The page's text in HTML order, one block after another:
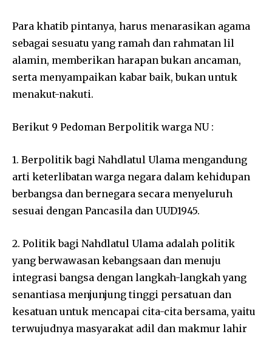
Para khatib pintanya, harus menarasikan agama
sebagai sesuatu yang ramah dan rahmatan lil
alamin, memberikan harapan bukan ancaman,
serta menyampaikan kabar baik, bukan untuk
menakut-nakuti.
Berikut 9 Pedoman Berpolitik warga NU :
1. Berpolitik bagi Nahdlatul Ulama mengandung
arti keterlibatan warga negara dalam kehidupan
berbangsa dan bernegara secara menyeluruh
sesuai dengan Pancasila dan UUD1945.
2. Politik bagi Nahdlatul Ulama adalah politik
yang berwawasan kebangsaan dan menuju
integrasi bangsa dengan langkah-langkah yang
senantiasa menjunjung tinggi persatuan dan
kesatuan untuk mencapai cita-cita bersama, yaitu
terwujudnya masyarakat adil dan makmur lahir